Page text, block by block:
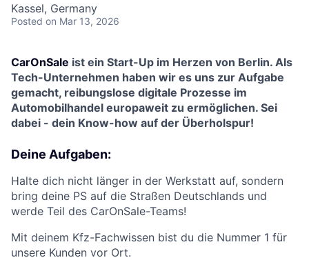
Kassel, Germany
Posted on Mar 13, 2026
CarOnSale ist ein Start-Up im Herzen von Berlin. Als
Tech-Unternehmen haben wir es uns zur Aufgabe
gemacht, reibungslose digitale Prozesse im
Automobilhandel europaweit zu ermöglichen. Sei
dabei - dein Know-how auf der Überholspur!
Deine Aufgaben:
Halte dich nicht länger in der Werkstatt auf, sondern
bring deine PS auf die Straßen Deutschlands und
werde Teil des CarOnSale-Teams!
Mit deinem Kfz-Fachwissen bist du die Nummer 1 für
unsere Kunden vor Ort.